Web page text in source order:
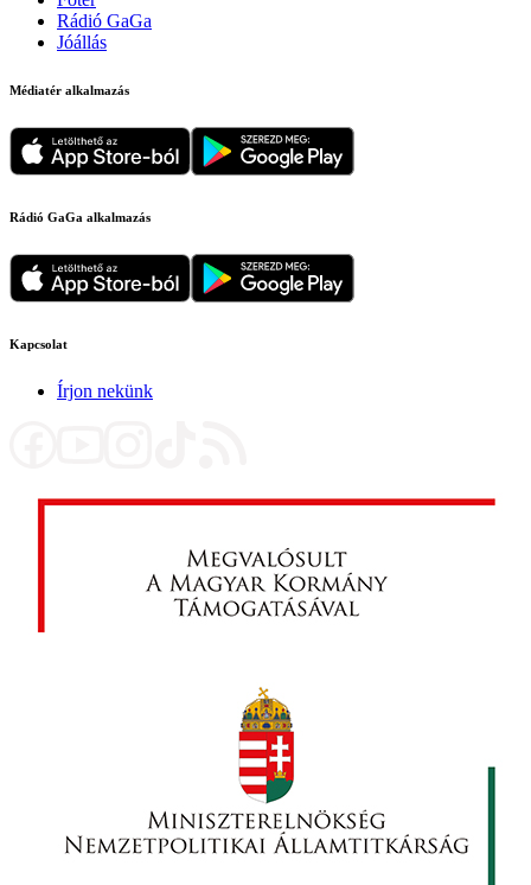
Rádió GaGa
Jóállás
Médiatér alkalmazás
Rádió GaGa alkalmazás
Kapcsolat
Írjon nekünk